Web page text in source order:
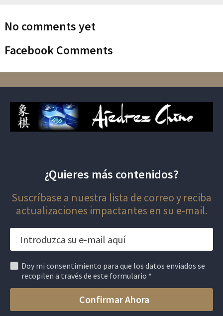
No comments yet
Facebook Comments
¿Quieres más contenidos?
Suscríbase a nuestra lista de correo y reciba
actualizaciones impactantes en su e-mail.
Doy mi consentimiento para que los datos enviados se
recopilen a través de este formulario *